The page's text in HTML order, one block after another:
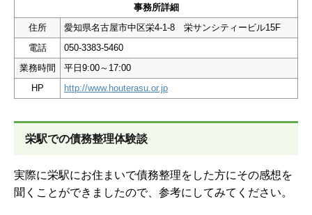
事務所詳細
住所
愛知県名古屋市中区栄4-1-8 栄サンシティービル15F
電話
050-3383-5460
業務時間
平日9:00～17:00
HP
http://www.houterasu.or.jp
栄駅での債務整理体験談
実際に栄駅にお住まいで債務整理をした方にその感想を
聞くことができましたので、参考にしてみてください。